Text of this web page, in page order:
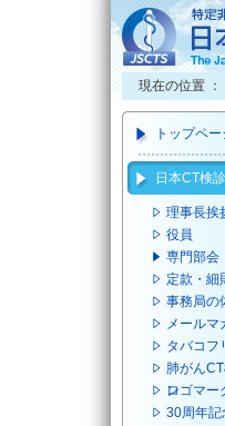
現在の位置 ：
トップペー
日本CT検
理事長挨
役員
専門部会
定款・細
事務局の
メールマ
タバコフ
肺がん
ン
ロゴマー
30周年記